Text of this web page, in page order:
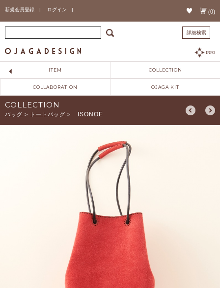
新規会員登録 | ログイン | (0)
詳細検索
INFO
ITEM COLLECTION
COLLABORATION OJAGA KIT
COLLECTION
バッグ > トートバッグ > ISONOE